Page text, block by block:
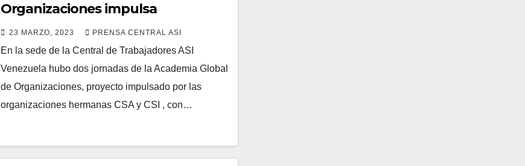
Organizaciones impulsa
capacitación de ASI Venezuela
23 MARZO, 2023 PRENSA CENTRAL ASI
En la sede de la Central de Trabajadores ASI
Venezuela hubo dos jornadas de la Academia Global
de Organizaciones, proyecto impulsado por las
organizaciones hermanas CSA y CSI , con…